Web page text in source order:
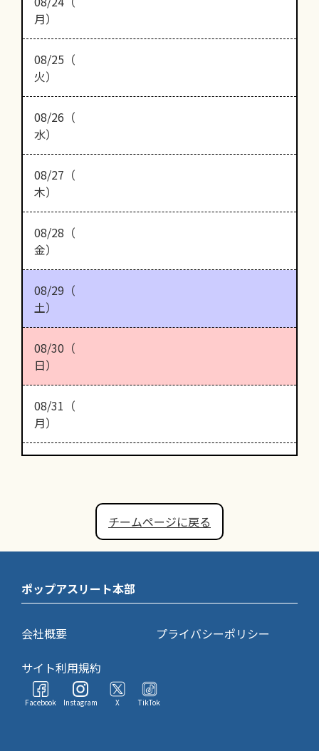
月）
08/25（
火）
08/26（
水）
08/27（
木）
08/28（
金）
08/29（
土）
08/30（
日）
08/31（
月）
チームページに戻る
ポップアスリート本部
会社概要
プライバシーポリシー
サイト利用規約
Facebook Instagram X TikTok